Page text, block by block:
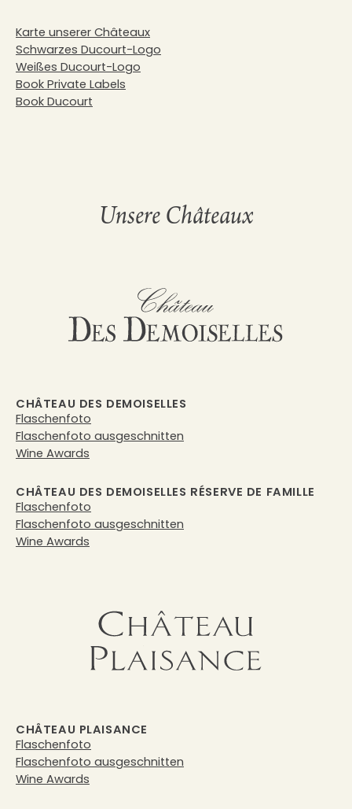
Karte unserer Châteaux
Schwarzes Ducourt-Logo
Weißes Ducourt-Logo
Book Private Labels
Book Ducourt
Unsere Châteaux
CHÂTEAU DES DEMOISELLES
Flaschenfoto
Flaschenfoto ausgeschnitten
Wine Awards
CHÂTEAU DES DEMOISELLES RÉSERVE DE FAMILLE
Flaschenfoto
Flaschenfoto ausgeschnitten
Wine Awards
CHÂTEAU PLAISANCE
Flaschenfoto
Flaschenfoto ausgeschnitten
Wine Awards